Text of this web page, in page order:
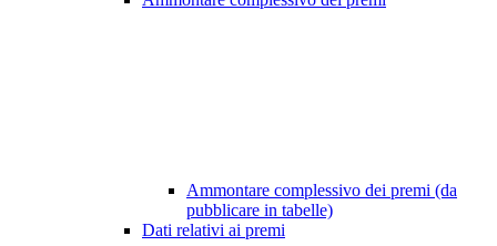
Ammontare complessivo dei premi (da
pubblicare in tabelle)
Dati relativi ai premi